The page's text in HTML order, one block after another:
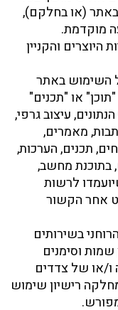
(או בחלקם),
מוקדמת.
היוצרים והקניין
השימוש באתר
או "תכנים"
עיצוב גרפי,
מאמרים,
תכנים, הערכות,
בתוכנת מחשב,
לרשות
אחר הקשור
הרוחני בשירותים
שמות וסימנים
או של צדדים
רישיון שימוש